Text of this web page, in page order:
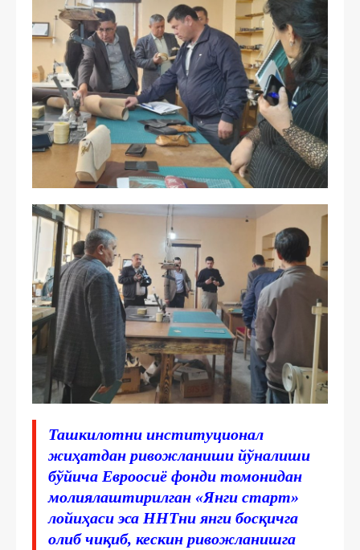
Ташкилотни институционал
жиҳатдан ривожланиши йўналиши
бўйича Евроосиё фонди томонидан
молиялаштирилган «Янги старт»
лойиҳаси эса ННТни янги босқичга
олиб чиқиб, кескин ривожланишга